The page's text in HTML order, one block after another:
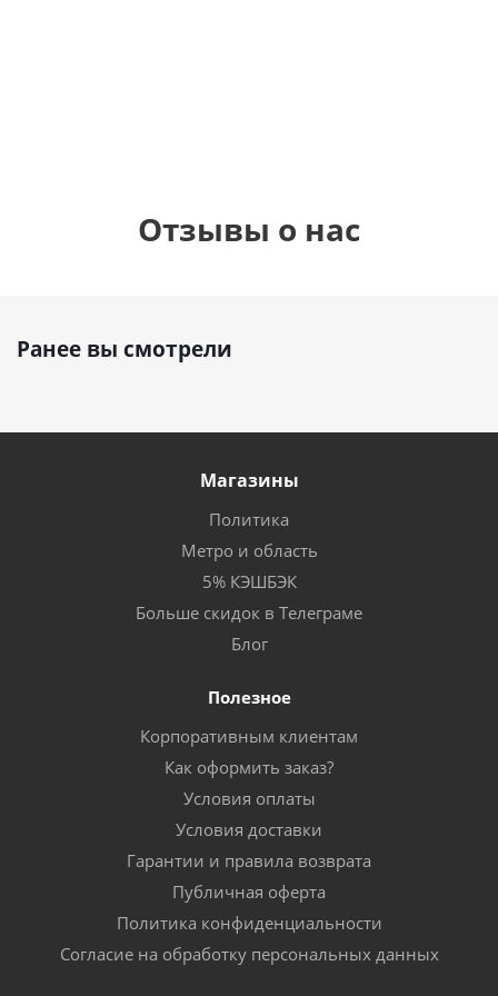
Отзывы о нас
Ранее вы смотрели
Магазины
Политика
Метро и область
5% КЭШБЭК
Больше скидок в Телеграме
Блог
Полезное
Корпоративным клиентам
Как оформить заказ?
Условия оплаты
Условия доставки
Гарантии и правила возврата
Публичная оферта
Политика конфиденциальности
Согласие на обработку персональных данных